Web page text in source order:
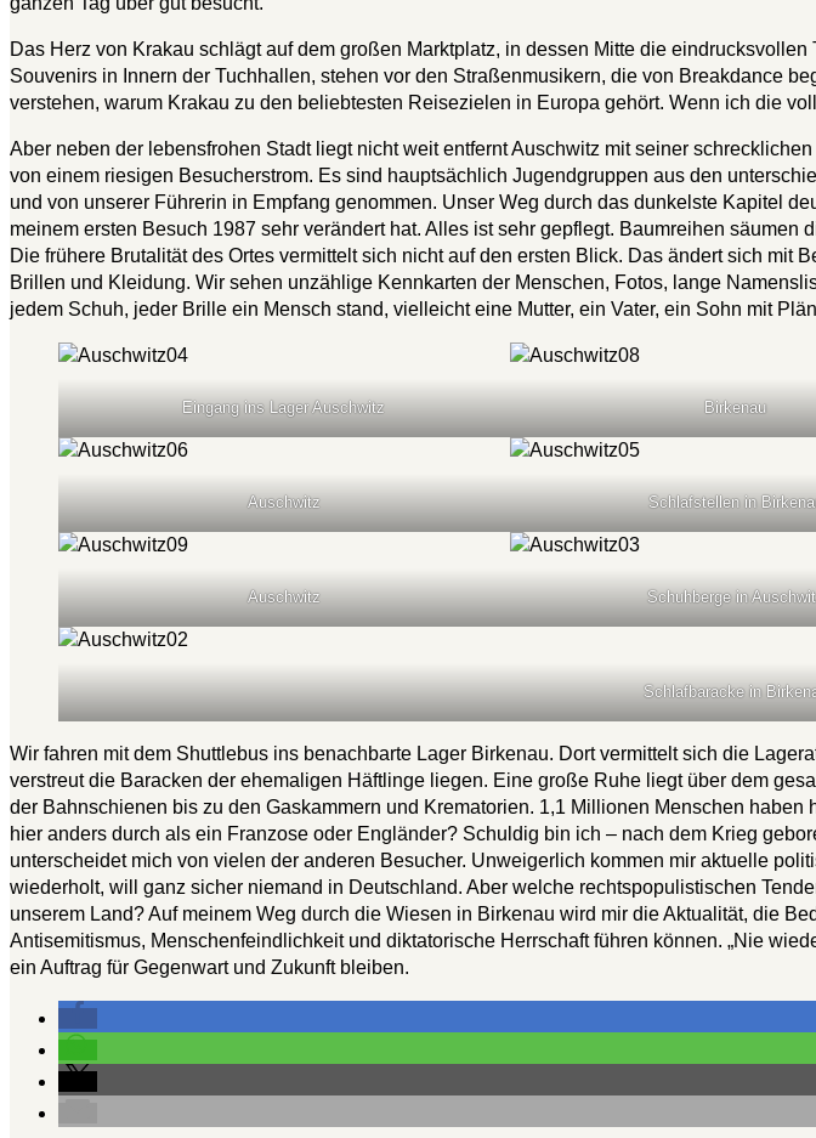
Das Herz von Krakau schlägt auf dem großen Marktplatz, in dessen Mitte die
Souvenirs in Innern der Tuchhallen, stehen vor den Straßenmusikern, die von Breakdance
verstehen, warum Krakau zu den beliebtesten Reisezielen in Europa gehört. Wenn ich die
Aber neben der lebensfrohen Stadt liegt nicht weit entfernt Auschwitz mit seiner
von einem riesigen Besucherstrom. Es sind hauptsächlich Jugendgruppen aus den
und von unserer Führerin in Empfang genommen. Unser Weg durch das dunkelste Kapitel
meinem ersten Besuch 1987 sehr verändert hat. Alles ist sehr gepflegt. Baumreihen
Die frühere Brutalität des Ortes vermittelt sich nicht auf den ersten Blick. Das ändert sich mit
Brillen und Kleidung. Wir sehen unzählige Kennkarten der Menschen, Fotos, lange
jedem Schuh, jeder Brille ein Mensch stand, vielleicht eine Mutter, ein Vater, ein Sohn mit
Eingang ins Lager Auschwitz Birkenau
Auschwitz Schlafstellen in
Auschwitz Schuhberge in
Schlafbaracke in
Wir fahren mit dem Shuttlebus ins benachbarte Lager Birkenau. Dort vermittelt sich die
verstreut die Baracken der ehemaligen Häftlinge liegen. Eine große Ruhe liegt über dem
der Bahnschienen bis zu den Gaskammern und Krematorien. 1,1 Millionen Menschen
hier anders durch als ein Franzose oder Engländer? Schuldig bin ich – nach dem Krieg
unterscheidet mich von vielen der anderen Besucher. Unweigerlich kommen mir aktuelle
wiederholt, will ganz sicher niemand in Deutschland. Aber welche rechtspopulistischen
unserem Land? Auf meinem Weg durch die Wiesen in Birkenau wird mir die Aktualität, die
Antisemitismus, Menschenfeindlichkeit und diktatorische Herrschaft führen können. „Nie
ein Auftrag für Gegenwart und Zukunft bleiben.